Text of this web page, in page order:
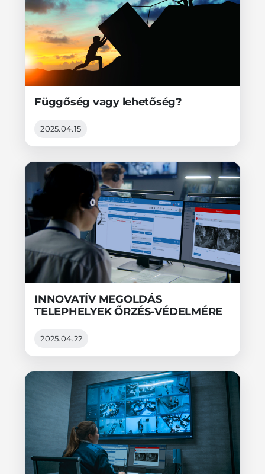
Függőség vagy lehetőség?
2025.04.15
INNOVATÍV MEGOLDÁS
TELEPHELYEK ŐRZÉS-VÉDELMÉRE
2025.04.22